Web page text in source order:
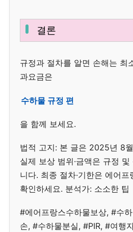
결론
규정과 절차를 알면 손해는 최
과요금은
수하물 규정 편
을 함께 보세요.
법적 고지: 본 글은 2025년 8
실제 보상 범위·금액은 규정
니다. 최종 절차·기한은 에어
확인하세요. 분석가: 소소한 팁
#에어프랑스수하물보상, #수
손, #수하물분실, #PIR, #여행